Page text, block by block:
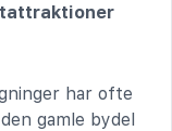
har ofte
gamle bydel